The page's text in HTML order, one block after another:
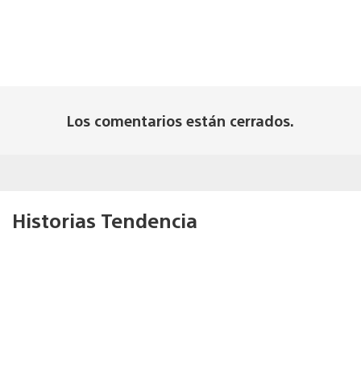
Los comentarios están cerrados.
Historias Tendencia